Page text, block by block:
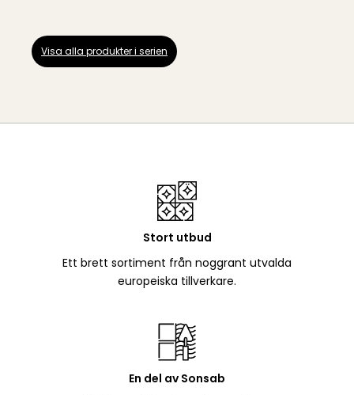
Visa alla produkter i serien
Stort utbud
Ett brett sortiment från noggrant utvalda
europeiska tillverkare.
En del av Sonsab